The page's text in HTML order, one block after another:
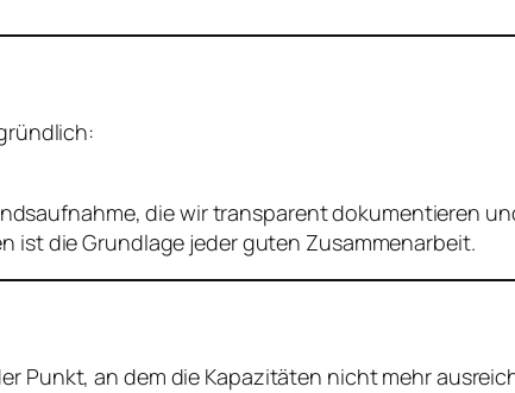
die wir transparent dokumentieren
ist die Grundlage jeder guten Zusammenarbeit.
Punkt, an dem die Kapazitäten nicht mehr